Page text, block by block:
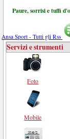
Paure, sorrisi e tuffi
Ansa Sport - Tutti gli Rss
Servizi e strumenti
Foto
Mobile